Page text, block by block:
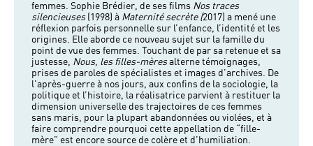
femmes. Sophie Brédier, de ses films Nos traces
silencieuses(1998) à Maternité secrète (2017) a mené une
réflexion parfois personnelle sur l’enfance, l’identité et les
origines. Elle aborde ce nouveau sujet sur la famille du
point de vue des femmes. Touchant de par sa retenue et sa
justesse, Nous, les filles-mèresalterne témoignages,
prises de paroles de spécialistes et images d’archives. De
l'après-guerre à nos jours, aux confins de la sociologie, la
politique et l’histoire, la réalisatrice parvient à restituer la
dimension universelle des trajectoires de ces femmes
sans maris, pour la plupart abandonnées ou violées, et à
faire comprendre pourquoi cette appellation de “fille-
mère” est encore source de colère et d'humiliation.